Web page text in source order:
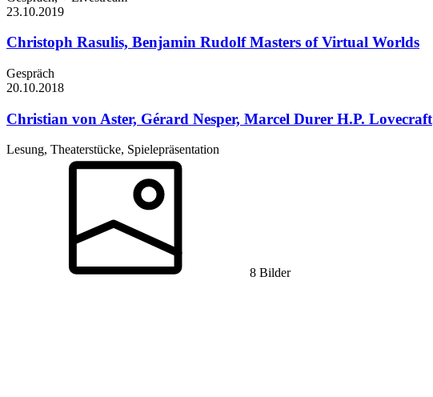
23.10.2019
Christoph Rasulis, Benjamin Rudolf Masters of Virtual Worlds
Gespräch
20.10.2018
Christian von Aster, Gérard Nesper, Marcel Durer H.P. Lovecraft
Lesung, Theaterstücke, Spielepräsentation
8 Bilder